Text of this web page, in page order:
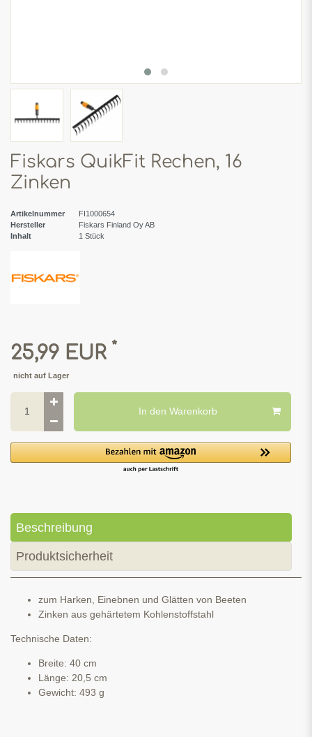
Fiskars QuikFit Rechen, 16
Zinken
Artikelnummer
FI1000654
Hersteller
Fiskars Finland Oy AB
Inhalt
1 Stück
25,99 EUR *
nicht auf Lager
In den Warenkorb
Beschreibung
Produktsicherheit
zum Harken, Einebnen und Glätten von Beeten
Zinken aus gehärtetem Kohlenstoffstahl
Technische Daten:
Breite: 40 cm
Länge: 20,5 cm
Gewicht: 493 g